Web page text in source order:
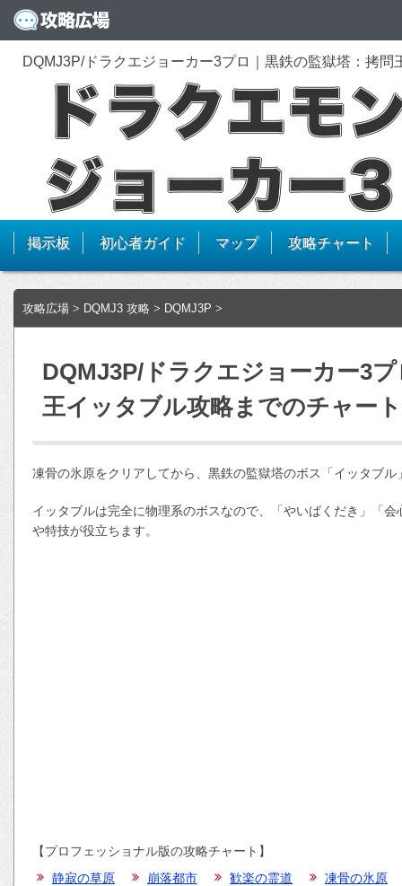
DQMJ3P/ドラクエジョーカー3プロ｜黒鉄の監獄塔：拷
掲示板 初心者ガイド マップ 攻略チャート
攻略広場 > DQMJ3 攻略 > DQMJ3P >
DQMJ3P/ドラクエジョーカー3
王イッタブル攻略までのチャート
凍骨の氷原をクリアしてから、黒鉄の監獄塔のボス「イッタブ
イッタブルは完全に物理系のボスなので、「やいばくだき」「
や特技が役立ちます。
【プロフェッショナル版の攻略チャート】
静寂の草原
崩落都市 歓楽の霊道 凍骨の氷原